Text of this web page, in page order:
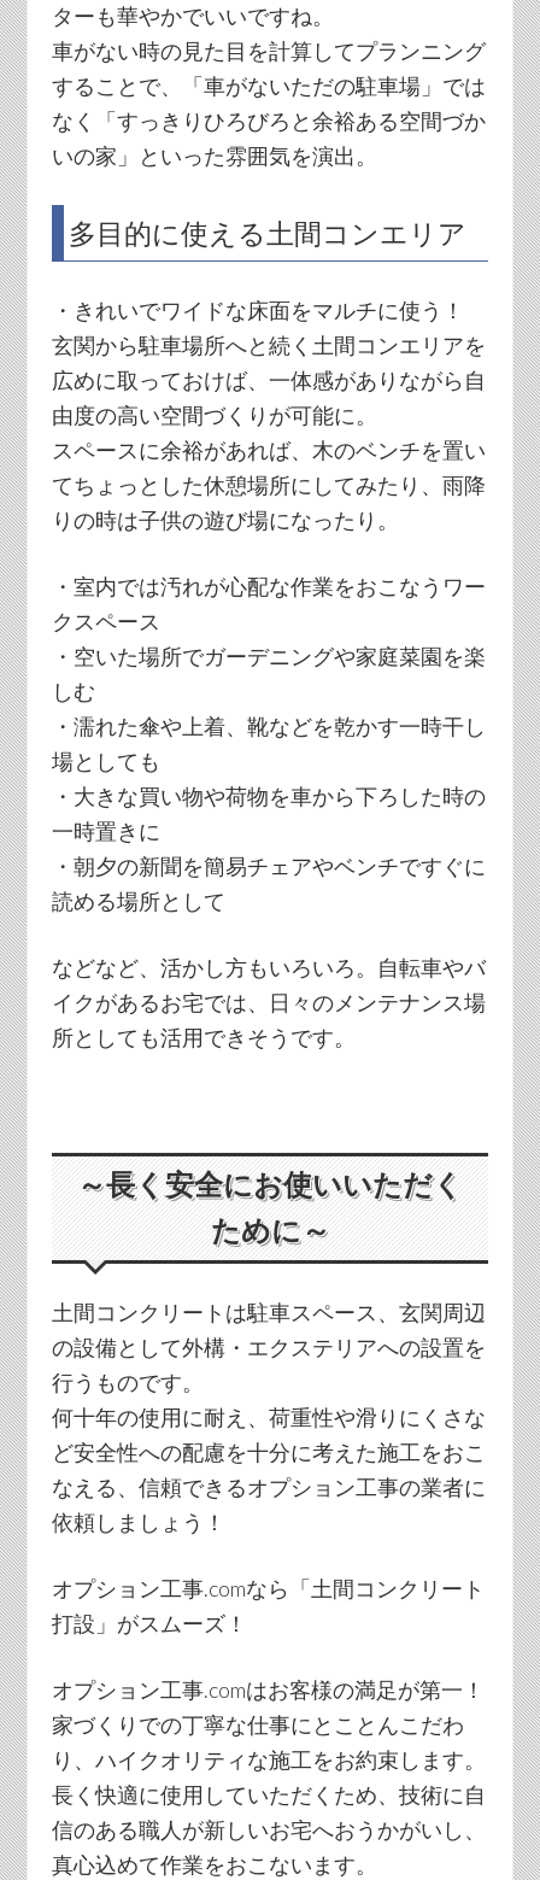
ターも華やかでいいですね。
車がない時の見た目を計算してプランニング
することで、「車がないただの駐車場」では
なく「すっきりひろびろと余裕ある空間づか
いの家」といった雰囲気を演出。
多目的に使える土間コンエリア
・きれいでワイドな床面をマルチに使う！
玄関から駐車場所へと続く土間コンエリアを
広めに取っておけば、一体感がありながら自
由度の高い空間づくりが可能に。
スペースに余裕があれば、木のベンチを置い
てちょっとした休憩場所にしてみたり、雨降
りの時は子供の遊び場になったり。
・室内では汚れが心配な作業をおこなうワー
クスペース
・空いた場所でガーデニングや家庭菜園を楽
しむ
・濡れた傘や上着、靴などを乾かす一時干し
場としても
・大きな買い物や荷物を車から下ろした時の
一時置きに
・朝夕の新聞を簡易チェアやベンチですぐに
読める場所として
などなど、活かし方もいろいろ。自転車やバ
イクがあるお宅では、日々のメンテナンス場
所としても活用できそうです。
～長く安全にお使いいただく
ために～
土間コンクリートは駐車スペース、玄関周辺
の設備として外構・エクステリアへの設置を
行うものです。
何十年の使用に耐え、荷重性や滑りにくさな
ど安全性への配慮を十分に考えた施工をおこ
なえる、信頼できるオプション工事の業者に
依頼しましょう！
オプション工事.comなら「土間コンクリート
打設」がスムーズ！
オプション工事.comはお客様の満足が第一！
家づくりでの丁寧な仕事にとことんこだわ
り、ハイクオリティな施工をお約束します。
長く快適に使用していただくため、技術に自
信のある職人が新しいお宅へおうかがいし、
真心込めて作業をおこないます。